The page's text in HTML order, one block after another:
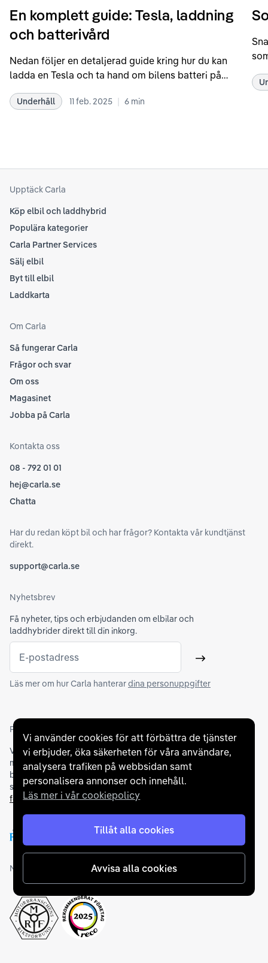
Vi använder cookies för att förbättra de tjänster
vi erbjuder, öka säkerheten för våra användare,
analysera trafiken på webbsidan samt
personalisera annonser och innehåll.
Läs mer i vår cookiepolicy
Tillåt alla cookies
Avvisa alla cookies
En komplett guide: Tesla, laddning
och batterivård
Nedan följer en detaljerad guide kring hur du kan
ladda en Tesla och ta hand om bilens batteri på
rekommendationer samt våra egna erfarenheter
Underhåll 11 feb. 2025 | 6 min
att
Upptäck Carla
Köp elbil och laddhybrid
Populära kategorier
Carla Partner Services
Sälj elbil
Byt till elbil
Laddkarta
Om Carla
Så fungerar Carla
Frågor och svar
Om oss
Magasinet
Jobba på Carla
Kontakta oss
08 - 792 01 01
hej@carla.se
Chatta
Har du redan köpt bil och har frågor? Kontakta vår kundtjänst
direkt.
support@carla.se
Nyhetsbrev
Få nyheter, tips och erbjudanden om elbilar och
laddhybrider direkt till din inkorg.
E-postadress Skicka
Läs mer om hur Carla hanterardina personuppgifter
Partners och betallösningar
Vi samarbetar medflertalet banker för att erbjuda dig bästa
möjliga finansieringslösning och stödjer en rad olika
betalningsmetoder. För att du ska känna dig trygg vid ditt köp
samarbetar vi med Folksam och AutoConcept gällande
försäkringar och garantier.
Medlemskap och utmärkelser